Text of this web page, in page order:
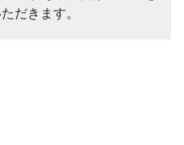
だきます。